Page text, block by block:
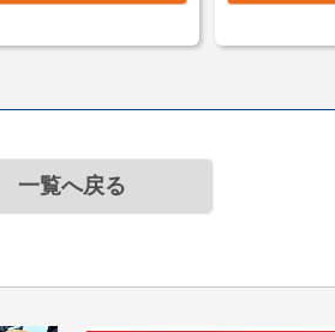
■大阪府 1台 ￥
て頂きます。
一覧へ戻る